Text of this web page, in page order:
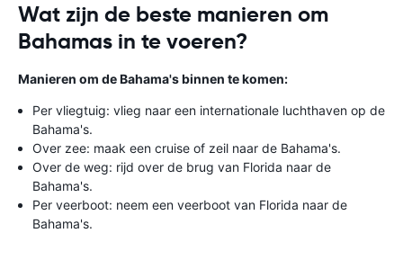
Wat zijn de beste manieren om
Bahamas in te voeren?
Manieren om de Bahama's binnen te komen:
Per vliegtuig: vlieg naar een internationale luchthaven op de
Bahama's.
Over zee: maak een cruise of zeil naar de Bahama's.
Over de weg: rijd over de brug van Florida naar de
Bahama's.
Per veerboot: neem een ​​veerboot van Florida naar de
Bahama's.